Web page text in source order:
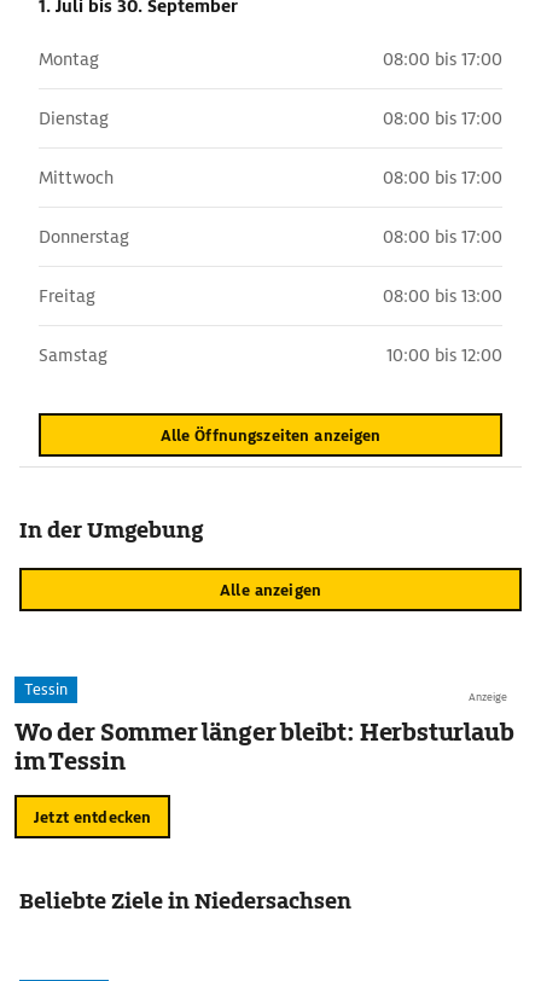
1. Juli bis 30. September
Montag 08:00 bis 17:00
Dienstag 08:00 bis 17:00
Mittwoch 08:00 bis 17:00
Donnerstag 08:00 bis 17:00
Freitag 08:00 bis 13:00
Samstag 10:00 bis 12:00
Alle Öffnungszeiten anzeigen
In der Umgebung
Alle anzeigen
Anzeige
Tessin
Wo der Sommer länger bleibt: Herbsturlaub
im Tessin
Jetzt entdecken
Beliebte Ziele in Niedersachsen